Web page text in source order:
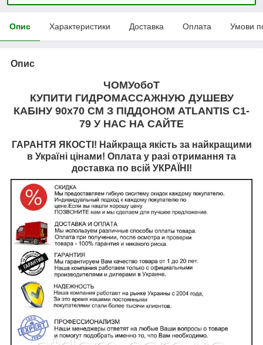
Опис Характеристики Доставка Оплата Умови
Опис
ЧОМУобоТ
КУПИТИ ГИДРОМАССАЖНУЮ ДУШЕВУ
КАБІНУ 90x70 СМ З ПІДДОНОМ ATLANTIS C1-
79 У НАС НА САЙТЕ
ГАРАНТЯ ЯКОСТІ! Найкраща якість за найкращими
в Україні цінами! Оплата у разі отримання та
доставка по всій УКРАЇНІ!